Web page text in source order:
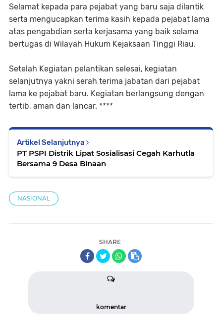
Selamat kepada para pejabat yang baru saja dilantik
serta mengucapkan terima kasih kepada pejabat lama
atas pengabdian serta kerjasama yang baik selama
bertugas di Wilayah Hukum Kejaksaan Tinggi Riau.
Setelah Kegiatan pelantikan selesai, kegiatan
selanjutnya yakni serah terima jabatan dari pejabat
lama ke pejabat baru. Kegiatan berlangsung dengan
tertib, aman dan lancar. ****
Artikel Selanjutnya
PT PSPI Distrik Lipat Sosialisasi Cegah Karhutla
Bersama 9 Desa Binaan
NASIONAL
SHARE
komentar